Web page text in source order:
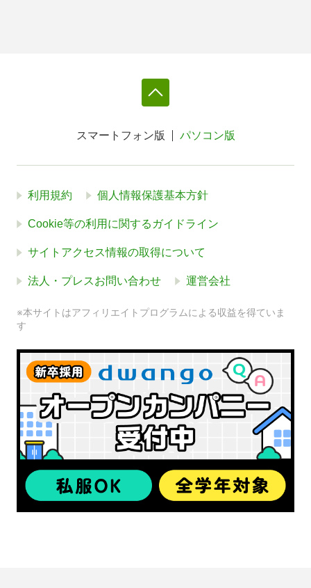
スマートフォン版 パソコン版
利用規約 個人情報保護基本方針
Cookie等の利用に関するガイドライン
サイトアクセス情報の取得について
法人・プレスお問い合わせ 運営会社
※本サイトはアフィリエイトプログラムによる収益を得ていま
す